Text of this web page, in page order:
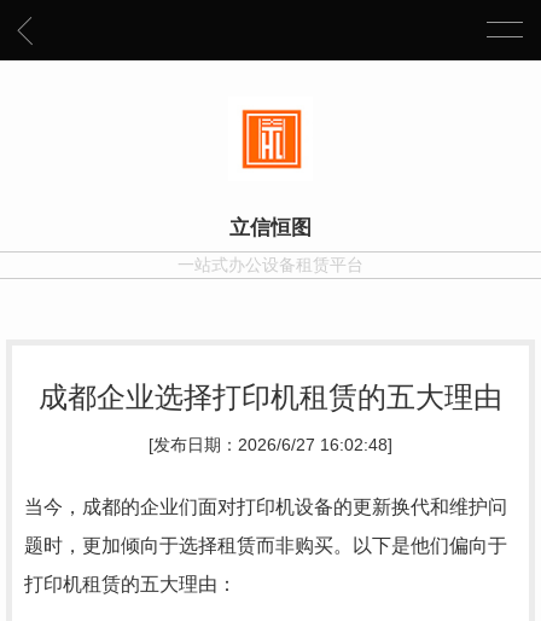
立信恒图
一站式办公设备租赁平台
成都企业选择打印机租赁的五大理由
[发布日期：2026/6/27 16:02:48]
当今，成都的企业们面对打印机设备的更新换代和维护问
题时，更加倾向于选择租赁而非购买。以下是他们偏向于
打印机租赁的五大理由：